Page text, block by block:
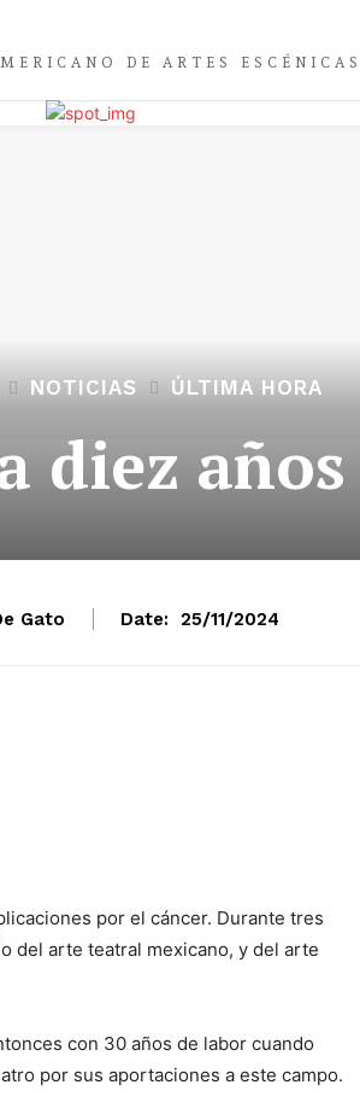
DE ARTES
NOTICIAS ÚLTIMA HORA
diez
Gato Date: 25/11/2024
por el cáncer. Durante tres
del arte teatral mexicano, y del arte
con 30 años de labor cuando
por sus aportaciones a este campo.